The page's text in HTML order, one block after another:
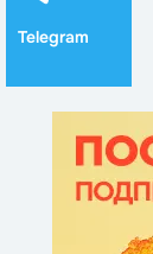
Telegram